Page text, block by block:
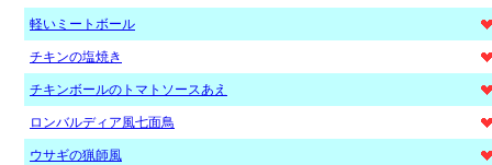
軽いミートボール
チキンの塩焼き
チキンボールのトマトソースあえ
ロンバルディア風七面鳥
ウサギの猟師風